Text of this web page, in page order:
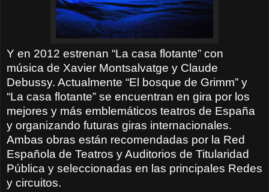
Y en 2012 estrenan “La casa flotante” con
música de Xavier Montsalvatge y Claude
Debussy. Actualmente “El bosque de Grimm” y
“La casa flotante” se encuentran en gira por los
mejores y más emblemáticos teatros de España
y organizando futuras giras internacionales.
Ambas obras están recomendadas por la Red
Española de Teatros y Auditorios de Titularidad
Pública y seleccionadas en las principales Redes
y circuitos.